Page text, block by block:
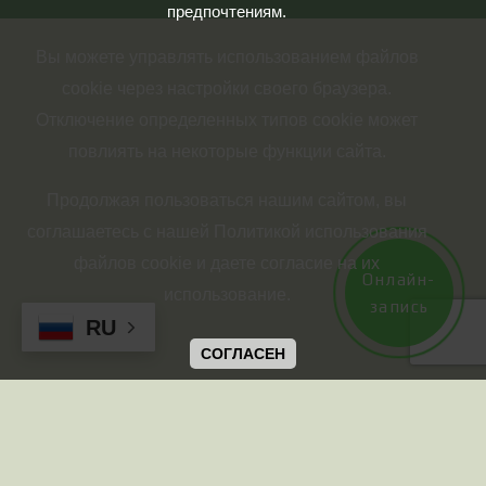
RU
Онлайн-
запись
предпочтениям.
соглашаетесь с нашей Политикой использования
файлов cookie и даете согласие на их
СОГЛАСЕН